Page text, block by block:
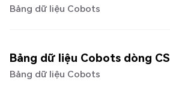
Bảng dữ liệu Cobots
Bảng dữ liệu Cobots dòng CS
Bảng dữ liệu Cobots